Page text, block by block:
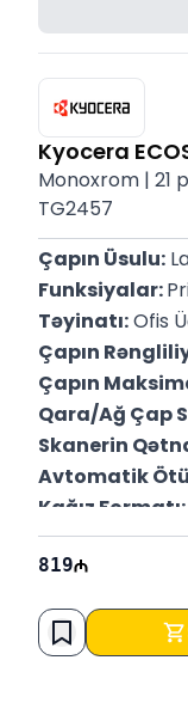
Kyocera
Monoxrom | 21
TG2457
Çapın Üsulu:
Funksiyalar:
Təyinatı: Ofis
Çapın
Çapın
Qara/Ağ Çap
Skanerin
Avtomatik
Kağız Formatı:
İnterfeyslər:
P/N: 110C233NL0
819